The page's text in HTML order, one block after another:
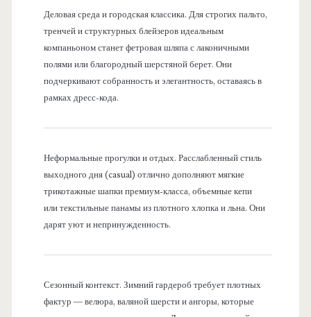
Деловая среда и городская классика. Для строгих пальто,
тренчей и структурных блейзеров идеальным
компаньоном станет фетровая шляпа с лаконичными
полями или благородный шерстяной берет. Они
подчеркивают собранность и элегантность, оставаясь в
рамках дресс-кода.
Неформальные прогулки и отдых. Расслабленный стиль
выходного дня (casual) отлично дополняют мягкие
трикотажные шапки премиум-класса, объемные кепи
или текстильные панамы из плотного хлопка и льна. Они
дарят уют и непринужденность.
Сезонный контекст. Зимний гардероб требует плотных
фактур — велюра, валяной шерсти и ангоры, которые